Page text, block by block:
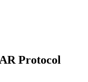
Protocol